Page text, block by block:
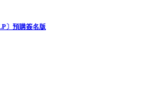
〕預購簽名版